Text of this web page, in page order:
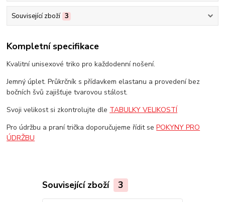
Související zboží 3
Kompletní specifikace
Kvalitní unisexové triko pro každodenní nošení.
Jemný úplet. Průkrčník s přídavkem elastanu a provedení bez
bočních švů zajišťuje tvarovou stálost.
Svoji velikost si zkontrolujte dle TABULKY VELIKOSTÍ
Pro údržbu a praní trička doporučujeme řídit sePOKYNY PRO
ÚDRŽBU
Související zboží 3